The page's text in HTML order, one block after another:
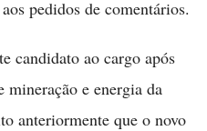
pedidos de comentários.
candidato ao cargo após
mineração e energia da
anteriormente que o novo